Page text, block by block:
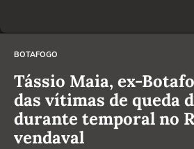
BOTAFOGO
Tássio Maia, ex-
das vítimas de queda
durante temporal no
vendaval